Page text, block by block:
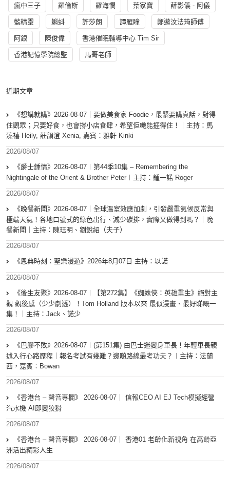
瘋中三子 羅倫斯 羅海憫 葉家寶 薛影儀 - 阿儀
藍精靈 蝌蚪 許莎朗 譚雁瞳 鄭遨汶法筠師傅
阿銀 陳俊偉 香港催眠輔導中心 Tim Sir
香港記憶學院總監 馬哥老師
近期文章
《想講就講》2026-08-07｜要做美食家 Foodie，最緊要講真話，對得
住觀眾；只要好食，也會撐小店食肆，希望佢哋能捱得住！｜主持：馬
溱禧 Heily, 莊韻澄 Xenia, 嘉賓：雅軒 Kinki
2026/08/07
《爵士鍾情》2026-08-07︱第44季10集 – Remembering the
Nightingale of the Orient & Brother Peter︱主持：鍾一諾 Roger
2026/08/07
《晚餐新聞》2026-08-07｜全球溫室效應加劇，引發嚴重氣候反常與
極端天氣！各地口號式的綠色出行、減少碳排，實際又做得到嗎？｜晚
餐新聞｜主持：陳珏明、劉銳紹（夫子）
2026/08/07
《恩典時刻：聖樂漫遊》2026年8月07日 主持：以諾
2026/08/07
《後生友聚》2026-08-07︱【第272集】《蜘蛛俠：英雄重生》絕對主
觀 觀後感（少少劇透）！Tom Holland 版本以來 最似漫畫、最好睇嘅一
集！｜主持：Jack、諾少
2026/08/07
《巴膠不敗》2026-08-07︱(第151集) 由巴士迷變身車長！年輕車長親
述入行心路歷程｜報名考試有幾難？邊啲路線最考功夫？︱主持：法蘭
西，嘉賓︰Bowan
2026/08/07
《香港台 – 聲音專欄》 2026-08-07｜ 信報CEO AI EJ Tech模擬經營
汽水機 AI即變狡猾
2026/08/07
《香港台 – 聲音專欄》 2026-08-07｜ 香港01 老齡化新視角 在高齡亞
洲活出精彩人生
2026/08/07